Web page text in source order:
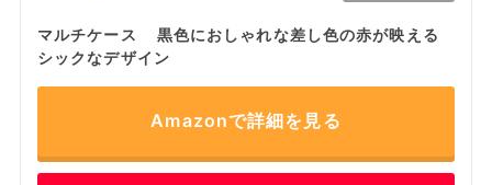
マルチケース 黒色におしゃれな差し色の赤が映える
シックなデザイン
Amazonで詳細を見る